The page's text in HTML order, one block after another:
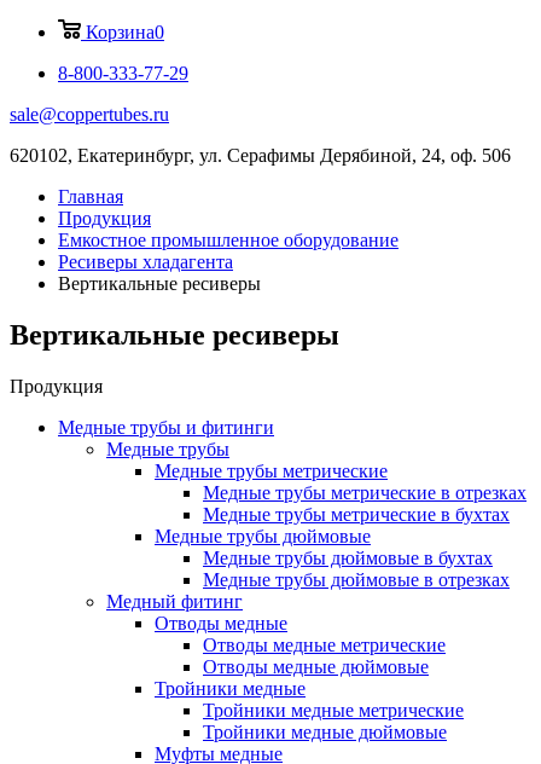
Корзина0
8-800-333-77-29
sale@coppertubes.ru
620102, Екатеринбург, ул. Серафимы Дерябиной, 24, оф. 506
Главная
Продукция
Емкостное промышленное оборудование
Ресиверы хладагента
Вертикальные ресиверы
Вертикальные ресиверы
Продукция
Медные трубы и фитинги
Медные трубы
Медные трубы метрические
Медные трубы метрические в отрезках
Медные трубы метрические в бухтах
Медные трубы дюймовые
Медные трубы дюймовые в бухтах
Медные трубы дюймовые в отрезках
Медный фитинг
Отводы медные
Отводы медные метрические
Отводы медные дюймовые
Тройники медные
Тройники медные метрические
Тройники медные дюймовые
Муфты медные